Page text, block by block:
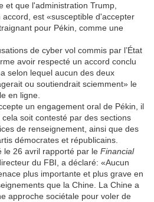
et que l'administration Trump,
est «susceptible d'accepter
pour Pékin, comme une
de cyber vol commis par l’État
avoir respecté un accord conclu
selon lequel aucun des deux
ou soutiendrait sciemment» le
en ligne.
un engagement oral de Pékin, il
soit contesté par des sections
de renseignement, ainsi que des
démocrates et républicains.
le 26 avril rapporté par le Financial
du FBI, a déclaré: «Aucun
plus importante et plus grave en
que la Chine. La Chine a
approche sociétale pour voler de